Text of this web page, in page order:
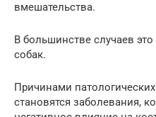
вмешательства.
В большинстве случаев
собак.
Причинами
становятся заболевания,